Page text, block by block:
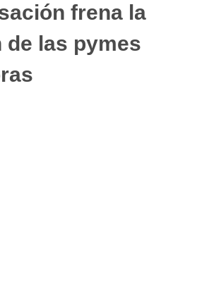
frena la
de las pymes